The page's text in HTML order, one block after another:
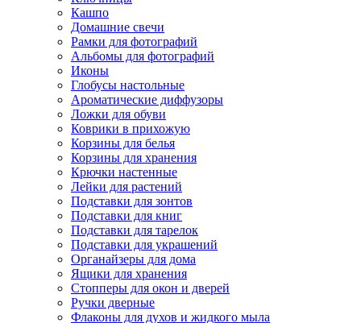
Кашпо
Домашние свечи
Рамки для фотографий
Альбомы для фотографий
Иконы
Глобусы настольные
Ароматические диффузоры
Ложки для обуви
Коврики в прихожую
Корзины для белья
Корзины для хранения
Крючки настенные
Лейки для растений
Подставки для зонтов
Подставки для книг
Подставки для тарелок
Подставки для украшений
Органайзеры для дома
Ящики для хранения
Стопперы для окон и дверей
Ручки дверные
Флаконы для духов и жидкого мыла